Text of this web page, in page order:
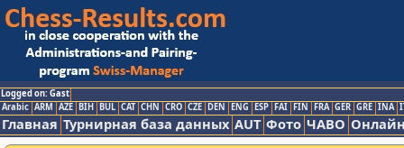
Logged on: Gast
Arabic ARM AZE BIH BUL CAT CHN CRO CZE DEN ENG ESP FAI FIN FRA GER GRE INA
Главная Турнирная база данных AUT Фото ЧАВО